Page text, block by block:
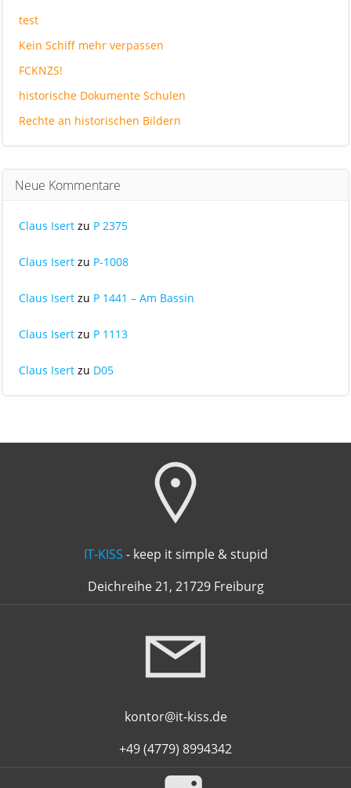
test
Kein Schiff mehr verpassen
FCKNZS!
historische Dokumente Schulen
Rechte an historischen Bildern
Neue Kommentare
Claus Isert zu P 2375
Claus Isert zu P-1008
Claus Isert zu P 1441 – Am Bassin
Claus Isert zu P 1113
Claus Isert zu D05
IT-KISS - keep it simple & stupid
Deichreihe 21, 21729 Freiburg
kontor@it-kiss.de
+49 (4779) 8994342